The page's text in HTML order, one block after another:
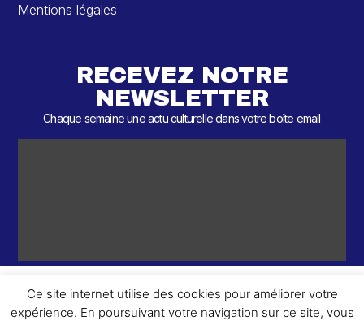
Mentions légales
RECEVEZ NOTRE
NEWSLETTER
Chaque semaine une actu culturelle dans votre boîte email
Ce site internet utilise des cookies pour améliorer votre
expérience. En poursuivant votre navigation sur ce site, vous